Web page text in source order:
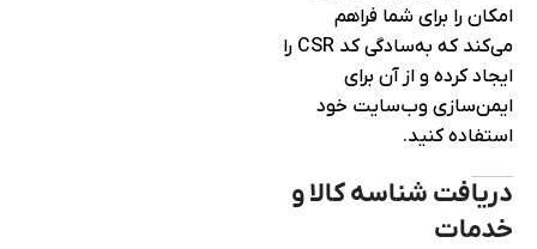
امکان را برای شما فراهم
می‌کند که به‌سادگی کد CSR را
ایجاد کرده و از آن برای
ایمن‌سازی وب‌سایت خود
استفاده کنید.
دریافت شناسه کالا و
خدمات